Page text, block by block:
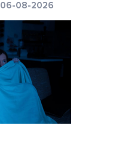
06-08-2026